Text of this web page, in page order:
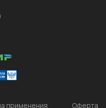
применения Оферта